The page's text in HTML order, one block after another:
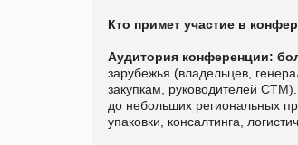
Кто примет участие в
Аудитория конференции:
зарубежья (владельцев,
закупкам, руководителей СТМ).
до небольших региональных
упаковки, консалтинга,